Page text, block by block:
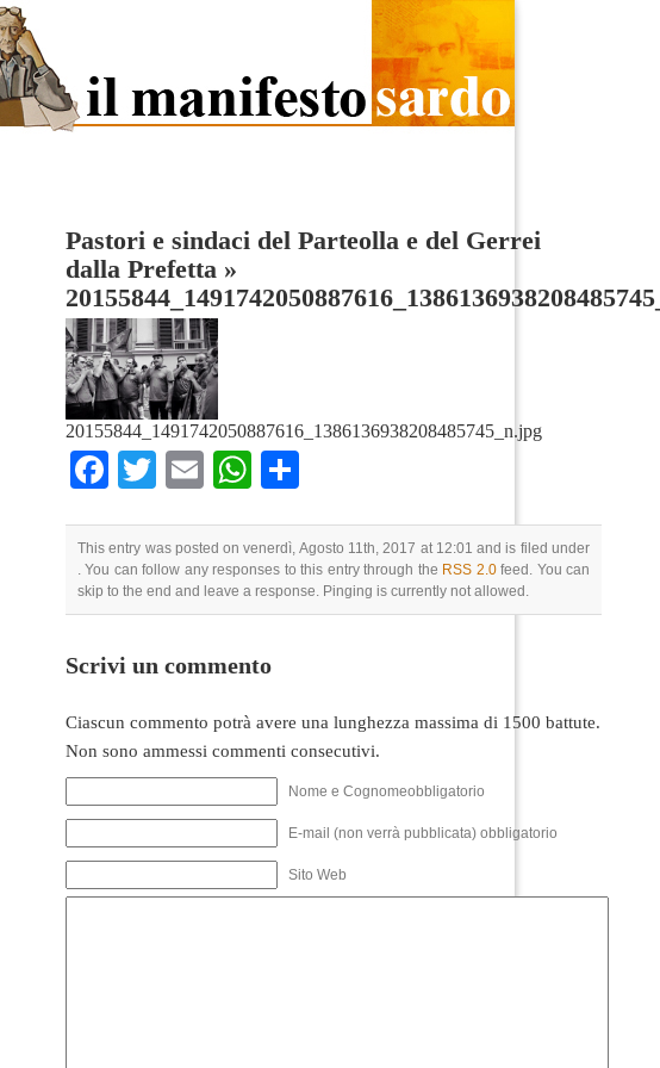
Pastori e sindaci del Parteolla e del Gerrei
dalla Prefetta »
20155844_1491742050887616_1386136938208485745_n.jpg
Facebook
TwitterEmailWhatsApp
This entry was posted on venerdì, Agosto 11th, 2017 at 12:01 and is filed under
. You can follow any responses to this entry through the RSS 2.0feed. You can
skip to the end and leave a response. Pinging is currently not allowed.
Scrivi un commento
Ciascun commento potrà avere una lunghezza massima di 1500 battute.
Non sono ammessi commenti consecutivi.
Nome e Cognomeobbligatorio
E-mail (non verrà pubblicata) obbligatorio
Sito Web